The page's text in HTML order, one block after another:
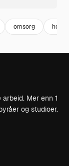
omsorg
Mer enn 1
og studioer.